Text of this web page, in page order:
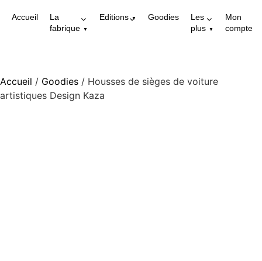
Accueil
La
fabrique
Editions Goodies
Les
plus
Mon
compte
Accueil / Goodies / Housses de sièges de voiture
artistiques Design Kaza